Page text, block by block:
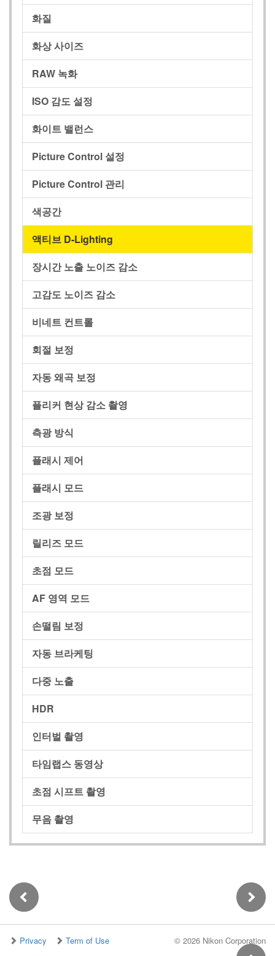
화질
화상 사이즈
RAW 녹화
ISO 감도 설정
화이트 밸런스
Picture Control 설정
Picture Control 관리
색공간
액티브 D‑Lighting
장시간 노출 노이즈 감소
고감도 노이즈 감소
비네트 컨트롤
회절 보정
자동 왜곡 보정
플리커 현상 감소 촬영
측광 방식
플래시 제어
플래시 모드
조광 보정
릴리즈 모드
초점 모드
AF 영역 모드
손떨림 보정
자동 브라케팅
다중 노출
HDR
인터벌 촬영
타임랩스 동영상
초점 시프트 촬영
무음 촬영
Privacy Term of Use © 2026 Nikon Corporation